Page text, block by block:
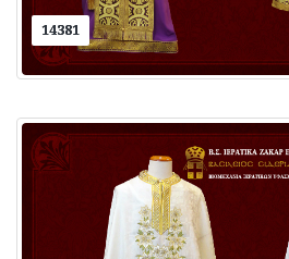
14381